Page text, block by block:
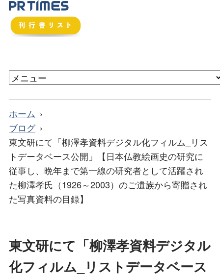
ホーム
ブログ
東文研にて「柳澤孝資料デジタル化フィルム_リス
トデータベース公開」【日本仏教絵画史の研究に
従事し、晩年まで第一線の研究者として活躍され
た柳澤孝氏（1926～2003）のご遺族から寄贈され
た写真資料の目録】
東文研にて「柳澤孝資料デジタル
化フィルム_リストデータベース